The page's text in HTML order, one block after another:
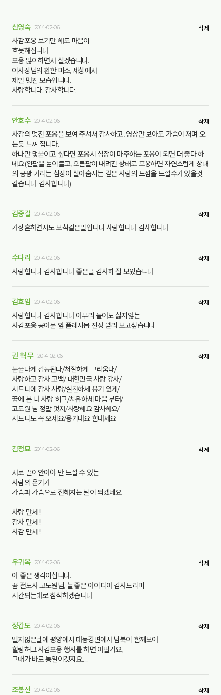
신영숙 2014-02-06 삭제
사감포옹 보기만 해도 마음이
흐믓해집니다.
포옹 많이하면서 살겠습니다.
이사장님의 환한 미소, 세상에서
제일 멋진 모습입니다.
사랑합니다. 감사합니다.
안호수 2014-02-06 삭제
사감의 멋진 포옹을 보여 주셔서 감사하고, 영상만 보아도 가슴이 저며 오
는듯 느껴 집니다.
하나만 덫붙이고 싶다면 포옹시 심장이 마주하는 포옹이 되면 더 좋다 하
네요(왼팔을 높이들고, 오른팔이 내려진 상태로 포옹하면 자연스럽게 상대
의 쿵꽝 거리는 심장이 살아숨시는 깊은 사랑의 느낌을 느낄수가 있을것
같습니다. 감사합니다)
김중길 2014-02-06 삭제
가장흔하면서도 보석같은말입니다 사랑합니다 감사합니다
수다리 2014-02-06 삭제
사랑합니다 감사합니다 좋은글 감사히 잘 보았습니다
김효임 2014-02-06 삭제
사랑합니다 감사합니다 아무리 들어도 싫지않는
사감포옹 공아문 앞 플레시몹 진정 빨리 보고싶습니다
권 혁 무 2014-02-06 삭제
눈물나게 감동된다/처절하게 그리웁다/
사랑하고 감사 고백/ 대한민국 사랑 강사/
시드니에 감사 사랑/실천하세 용기 있게/
꿈에 본 너 사랑 허그/치유하세 마음 부터/
고도원 님 정말 멋져/사랑해요 감사해요/
시드니도 꼭 오세요/용기내요 힘내세요
김정묘 2014-02-06 삭제
서로 끌어안아야 만 느낄 수 있는
사람의 온기가
가슴과 가슴으로 전해지는 날이 되겠네요.
사랑 만세 !!
감사 만세 !!
사감 만세 !!
우귀옥 2014-02-06 삭제
아 좋은 생각이십니다.
꿈 전도사 고도원님, 늘 좋은 아이디어 감사드리며
시간되는대로 참석하겠습니다.
정갑도 2014-02-06 삭제
멀지않은날에 평양에서 대동강변에서 남북이 함께모여
힐링허그 사감포옹 행사를 하면 어떨가요,
그때가 바로 통일이겟지요......
조봉선 2014-02-06 삭제